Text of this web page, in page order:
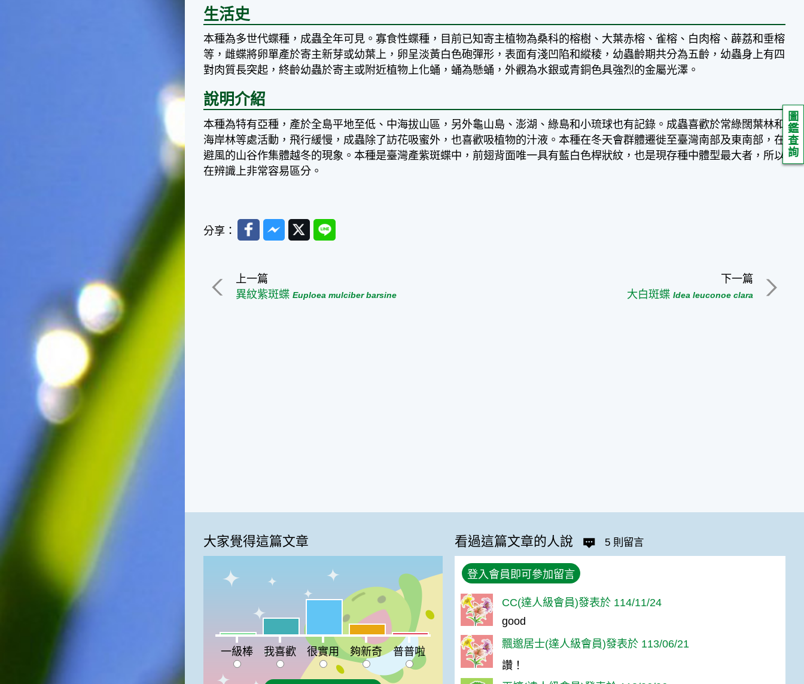
俗諺是這麼說的：「食福圓生
子生孫中狀元」，可見龍眼在
民間流傳的說法中是種有「福
氣」的水果喔！◎節氣生活在
這個節氣裡，最重要的節日就
是八月八日的父親節了。或許
因為父親節不一定逢到星期日
的關係，父親節在感覺上似乎
沒有母親節來得熱絡。不過，
父親為家庭付出的辛苦與努力
可不亞於母親喔！小朋友應該
趁著一年一度的父親節，對爸
爸表達出心中的敬重與關愛，
相信平日辛勞的爸爸知道你的
心意後，一定會非常高興的。
高地半收，低地水漂流」這句
俗諺的意思是：立秋這一天如
有不好的影響。所以對農夫而
言，立秋日是十分忌諱打雷的
喔！2.「六月秋，快溜溜；七
月，則漁民的作業期會比較早
圖
鑑
查
詢
生活史
本種為多世代蝶種，成蟲全年可見。寡食性蝶種，目前已知寄主植物為桑科的榕樹、大葉赤榕、雀榕、白肉榕、薜荔和垂榕
等，雌蝶將卵單產於寄主新芽或幼葉上，卵呈淡黃白色砲彈形，表面有淺凹陷和縱稜，幼蟲齡期共分為五齡，幼蟲身上有四
對肉質長突起，終齡幼蟲於寄主或附近植物上化蛹，蛹為懸蛹，外觀為水銀或青銅色具強烈的金屬光澤。
說明介紹
本種為特有亞種，產於全島平地至低、中海拔山區，另外龜山島、澎湖、綠島和小琉球也有記錄。成蟲喜歡於常綠闊葉林和
海岸林等處活動，飛行緩慢，成蟲除了訪花吸蜜外，也喜歡吸植物的汁液。本種在冬天會群體遷徙至臺灣南部及東南部，在
避風的山谷作集體越冬的現象。本種是臺灣產紫斑蝶中，前翅背面唯一具有藍白色桿狀紋，也是現存種中體型最大者，所以
在辨識上非常容易區分。
分享：
FacebookMessenger
TwitterLine
上一篇
異紋紫斑蝶Euploea mulciber barsine
下一篇
大白斑蝶 Idea leuconoe clara
大家覺得這篇文章
一級棒:3%
我喜歡:25% 夠新奇:16%
普普啦:3%
一級棒
我喜歡 很實用 夠新奇 普普啦
看過這篇文章的人說 5 則留言
登入會員即可參加留言
CC(達人級會員)發表於 114/11/24
good
飄邈居士(達人級會員)發表於 113/06/21
讚！